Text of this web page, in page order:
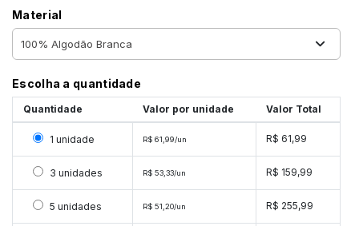
Material
Escolha a quantidade
Quantidade Valor por unidade Valor Total
Selecionar 1 unidade
1 unidade R$ 61,99/un R$ 61,99
Selecionar 3 unidades
3 unidades R$ 53,33/un R$ 159,99
Selecionar 5 unidades
5 unidades R$ 51,20/un R$ 255,99